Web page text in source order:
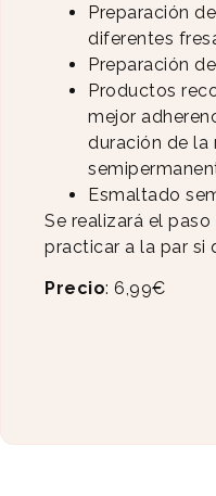
Preparación
diferentes
Preparación
Productos
mejor
duración de la
Esmaltado
Se realizará el
practicar a la par si
Precio: 6,99€